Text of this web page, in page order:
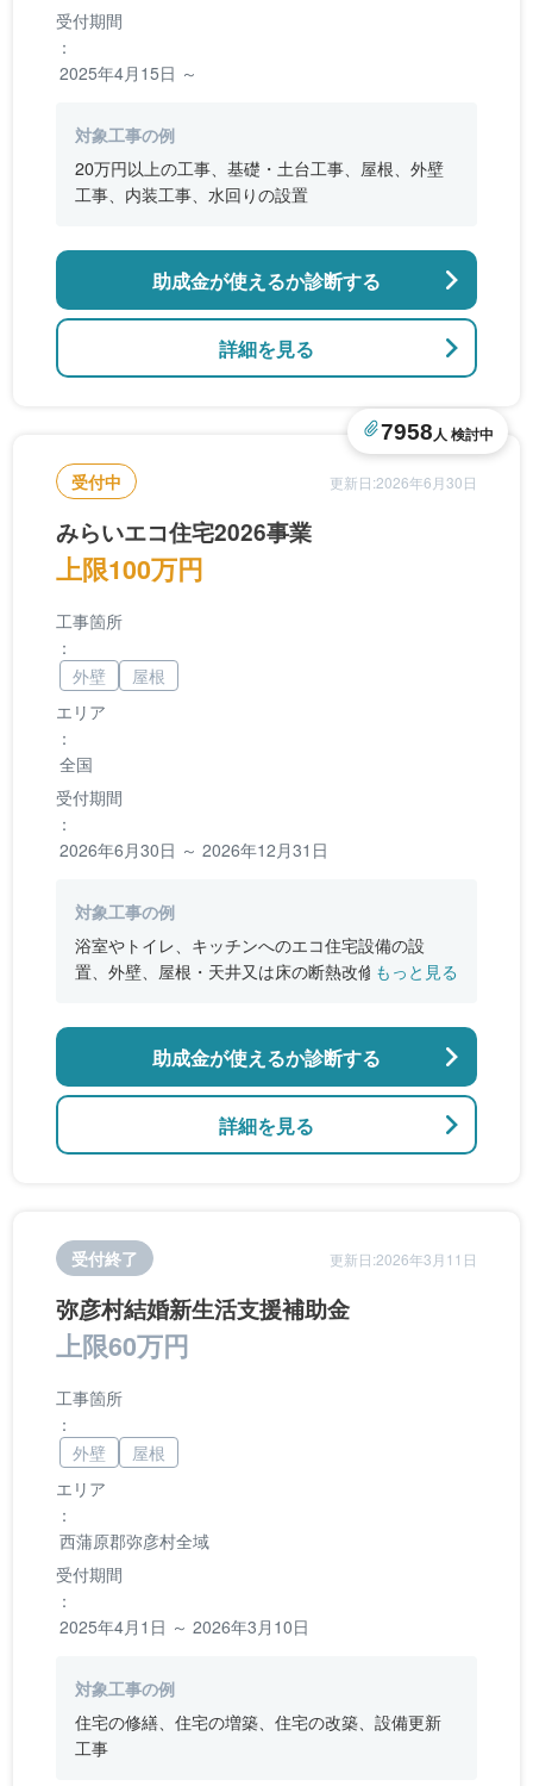
受付期間
：
2025年4月15日 ～
対象工事の例
20万円以上の工事、基礎・土台工事、屋根、外壁
工事、内装工事、水回りの設置
詳細を見る
助成金が使えるか診断する
受付中 更新日:2026年6月30日
みらいエコ住宅2026事業
上限100万円
7958人 検討中
エリア
：
全国
受付期間
：
2026年6月30日 ～ 2026年12月31日
工事箇所
：
外壁
屋根
対象工事の例
浴室やトイレ、キッチンへのエコ住宅設備の設
置、外壁、屋根・天井又は床の断熱改修、窓やド
のバリアフリー改修
もっと見る
詳細を見る
助成金が使えるか診断する
受付終了 更新日:2026年3月11日
弥彦村結婚新生活支援補助金
上限60万円
エリア
：
西蒲原郡弥彦村全域
受付期間
：
2025年4月1日 ～ 2026年3月10日
工事箇所
：
外壁
屋根
対象工事の例
住宅の修繕、住宅の増築、住宅の改築、設備更新
工事